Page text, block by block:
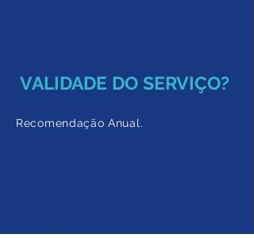
VALIDADE DO SERVIÇO?
Recomendação Anual.